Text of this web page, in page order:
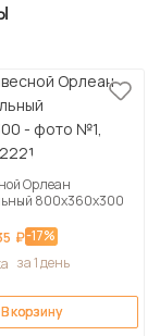
Орлеан
800х360х300
₽-17%
за 1 день
В корзину